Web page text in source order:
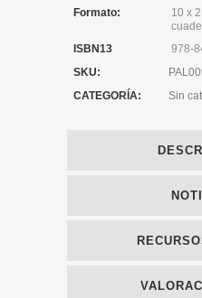
Formato:
10 x
ISBN13
978-
SKU:
CATEGORÍA:
Sin